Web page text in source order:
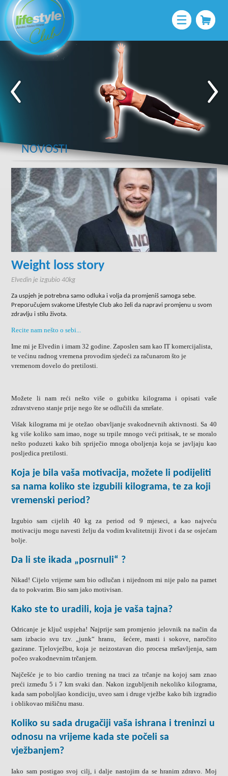
NOVOSTI
Weight loss story
Elvedin je izgubio 40kg
Za uspjeh je potrebna samo odluka i volja da promjeniš samoga sebe.
Preporučujem svakome Lifestyle Club ako želi da napravi promjenu u svom
zdravlju i stilu života.
Recite nam nešto o sebi...
Ime mi je Elvedin i imam 32 godine. Zaposlen sam kao IT komercijalista,
te većinu radnog vremena provodim sjedeći za računarom što je
vremenom dovelo do pretilosti.
Možete li nam reći nešto više o gubitku kilograma i opisati vaše
zdravstveno stanje prije nego šte se odlučili da smršate.
Višak kilograma mi je otežao obavljanje svakodnevnih aktivnosti. Sa 40
kg više koliko sam imao, noge su trpile mnogo veći pritisak, te se moralo
nešto poduzeti kako bih spriječio mnoga oboljenja koja se javljaju kao
posljedica pretilosti.
Koja je bila vaša motivacija, možete li podijeliti
sa nama koliko ste izgubili kilograma, te za koji
vremenski period?
Izgubio sam cijelih 40 kg za period od 9 mjeseci, a kao najveću
motivaciju mogu navesti želju da vodim kvalitetniji život i da se osjećam
bolje.
Da li ste ikada „posrnuli“ ?
Nikad! Cijelo vrijeme sam bio odlučan i nijednom mi nije palo na pamet
da to pokvarim. Bio sam jako motivisan.
Kako ste to uradili, koja je vaša tajna?
Odricanje je ključ uspjeha! Najprije sam promjenio jelovnik na način da
sam izbacio svu tzv. „junk“ hranu, šećere, masti i sokove, naročito
gazirane. Tjelovježbu, koja je neizostavan dio procesa mršavljenja, sam
počeo svakodnevnim trčanjem.
Najčešće je to bio cardio trening na traci za trčanje na kojoj sam znao
preći između 5 i 7 km svaki dan. Nakon izgubljenih nekoliko kilograma,
kada sam poboljšao kondiciju, uveo sam i druge vježbe kako bih izgradio
i oblikovao mišičnu masu.
Koliko su sada drugačiji vaša ishrana i treninzi u
odnosu na vrijeme kada ste počeli sa
vježbanjem?
Iako sam postigao svoj cilj, i dalje nastojim da se hranim zdravo. Moj